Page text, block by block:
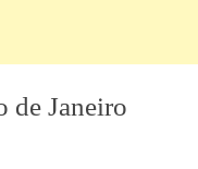
de Janeiro